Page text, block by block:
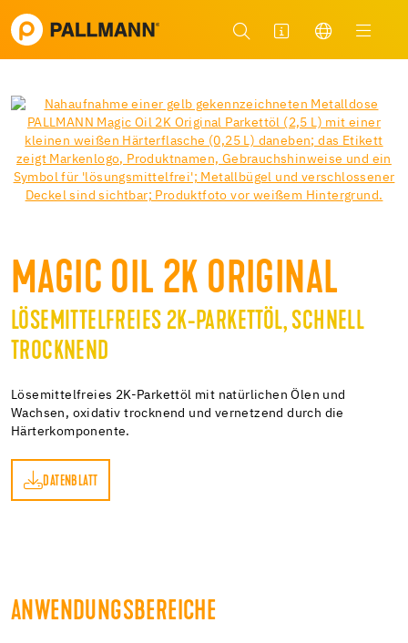
MAGIC OIL 2K ORIGINAL
LÖSEMITTELFREIES 2K-PARKETTÖL, SCHNELL
TROCKNEND
Lösemittelfreies 2K-Parkettöl mit natürlichen Ölen und
Wachsen, oxidativ trocknend und vernetzend durch die
Härterkomponente.
DATENBLATT
ANWENDUNGSBEREICHE